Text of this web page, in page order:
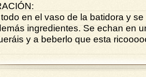
en el vaso de la batidora y
ingredientes. Se echan en
y a beberlo que esta